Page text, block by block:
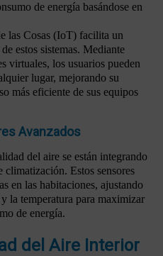
de energía basándose en
las Cosas (IoT) facilita un
estos sistemas. Mediante
virtuales, los usuarios pueden
lugar, mejorando su
más eficiente de sus equipos
Avanzados
del aire se están integrando
climatización. Estos sensores
en las habitaciones, ajustando
la temperatura para maximizar
de energía.
del Aire Interior